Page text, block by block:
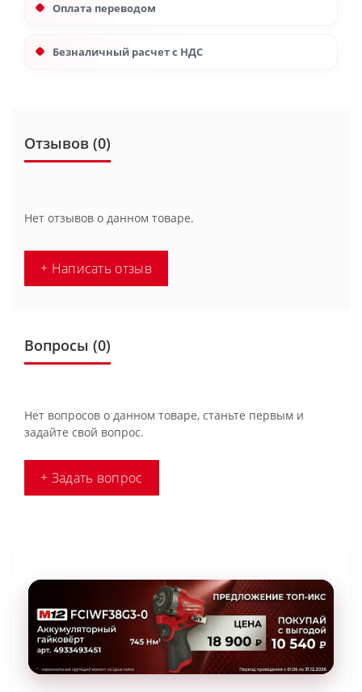
Оплата переводом
Безналичный расчет с НДС
Отзывов (0)
Нет отзывов о данном товаре.
+ Написать отзыв
Вопросы (0)
Нет вопросов о данном товаре, станьте первым и
задайте свой вопрос.
+ Задать вопрос